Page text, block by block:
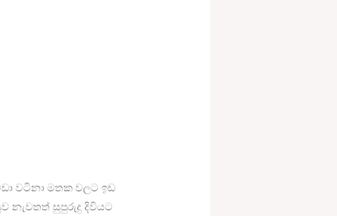
වටිනා මතක වලට ඉඩ
නැවතත් සුපුරුදු දිවියට